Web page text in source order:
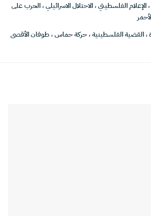
،الإعلام الفلسطيني،الاحتلال الاسرائيلي،الحرب على
،القضية الفلسطينية،حركة حماس، طوفان الأقصى